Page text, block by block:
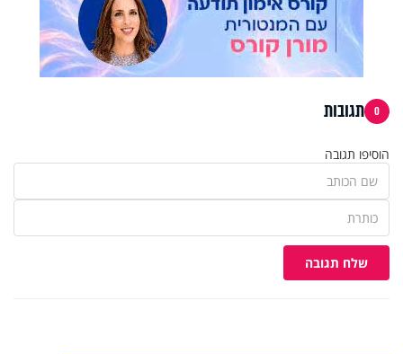
0 תגובות
הוסיפו תגובה
שלח תגובה